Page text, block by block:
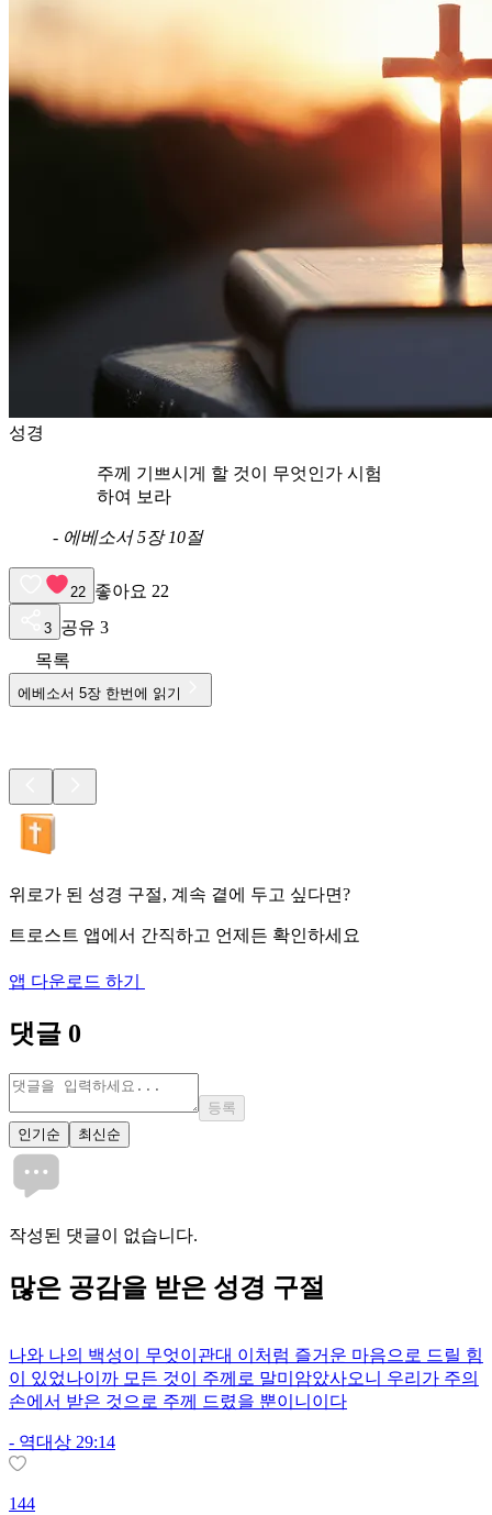
성경
주께 기쁘시게 할 것이 무엇인가 시험
하여 보라
- 에베소서 5장 10절
22 좋아요 22
3 공유 3
목록
에베소서 5장 한번에 읽기
위로가 된 성경 구절, 계속 곁에 두고 싶다면?
트로스트 앱에서 간직하고 언제든 확인하세요
앱 다운로드 하기
댓글 0
등록
인기순
최신순
작성된 댓글이 없습니다.
많은 공감을 받은 성경 구절
나와 나의 백성이 무엇이관대 이처럼 즐거운 마음으로 드릴 힘
이 있었나이까 모든 것이 주께로 말미암았사오니 우리가 주의
손에서 받은 것으로 주께 드렸을 뿐이니이다
- 역대상 29:14
144